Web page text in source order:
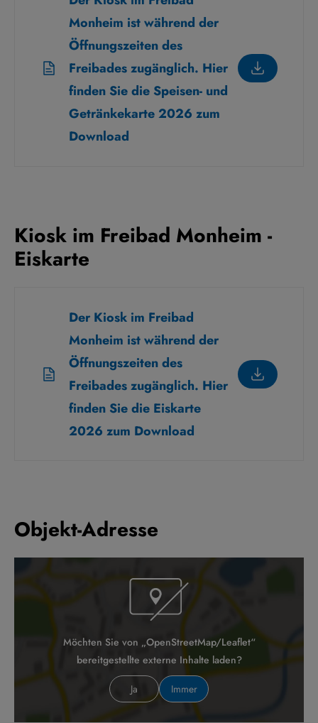
Monheim ist während der
Öffnungszeiten des
Freibades zugänglich. Hier
finden Sie die Speisen- und
Getränkekarte 2026 zum
Download
Kiosk im Freibad Monheim -
Eiskarte
Der Kiosk im Freibad
Monheim ist während der
Öffnungszeiten des
Freibades zugänglich. Hier
finden Sie die Eiskarte
2026 zum Download
Objekt-Adresse
Möchten Sie von „OpenStreetMap/Leaflet“
bereitgestellte externe Inhalte laden?
Ja Immer